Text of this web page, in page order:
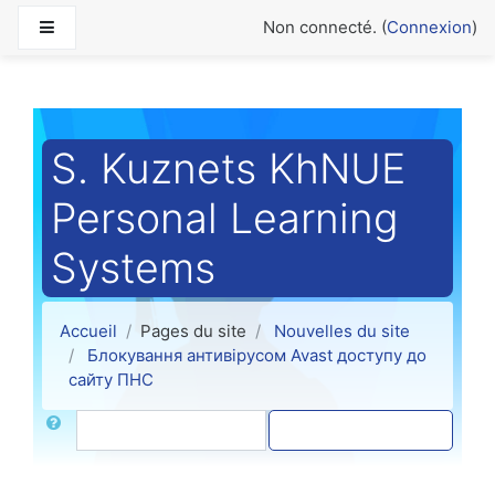
Non connecté. (Connexion)
S. Kuznets KhNUE
Personal Learning
Systems
Accueil Pages du site
Nouvelles du site
Блокування антивірусом Avast доступу до
сайту ПНС
Rechercher